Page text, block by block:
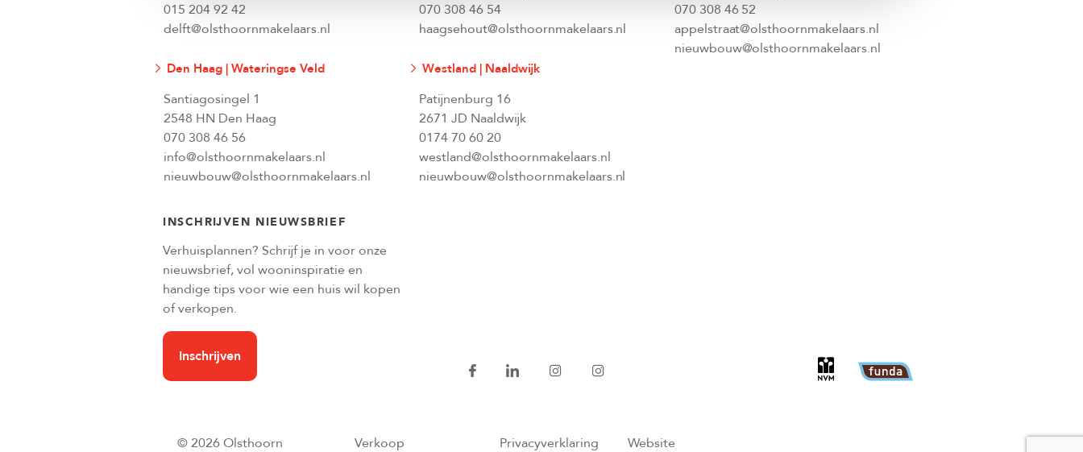
015 204 92 42
delft@olsthoornmakelaars.nl
070 308 46 54
haagsehout@olsthoornmakelaars.nl
070 308 46 52
appelstraat@olsthoornmakelaars.nl
nieuwbouw@olsthoornmakelaars.nl
Den Haag | Wateringse Veld
Santiagosingel 1
2548 HN Den Haag
070 308 46 56
info@olsthoornmakelaars.nl
nieuwbouw@olsthoornmakelaars.nl
Westland | Naaldwijk
Patijnenburg 16
2671 JD Naaldwijk
0174 70 60 20
westland@olsthoornmakelaars.nl
nieuwbouw@olsthoornmakelaars.nl
INSCHRIJVEN NIEUWSBRIEF
Verhuisplannen? Schrijf je in voor onze
nieuwsbrief, vol wooninspiratie en
handige tips voor wie een huis wil kopen
of verkopen.
Inschrijven
© 2026 Olsthoorn Verkoop Privacyverklaring Website